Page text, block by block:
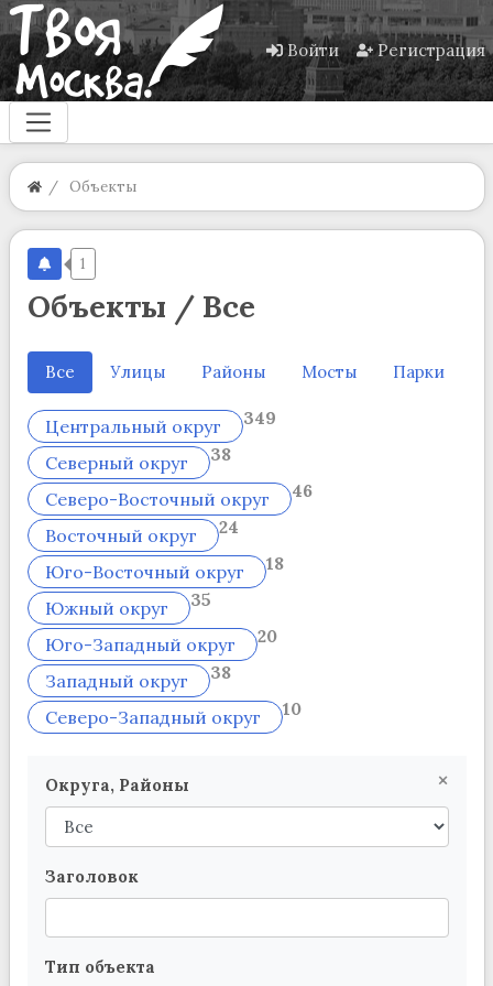
Войти Регистрация
Объекты
Объекты / Все
1
Все Улицы Районы Мосты Парки
Центральный округ 349
Северный округ 38
Северо-Восточный округ 46
Восточный округ 24
Юго-Восточный округ 18
Южный округ 35
Юго-Западный округ 20
Западный округ 38
Северо-Западный округ 10
×
Округа, Районы
Заголовок
Тип объекта